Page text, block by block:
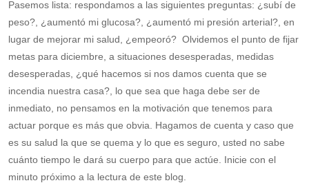
Pasemos lista: respondamos a las siguientes preguntas: ¿subí de
peso?, ¿aumentó mi glucosa?, ¿aumentó mi presión arterial?, en
lugar de mejorar mi salud, ¿empeoró? Olvidemos el punto de fijar
metas para diciembre, a situaciones desesperadas, medidas
desesperadas, ¿qué hacemos si nos damos cuenta que se
incendia nuestra casa?, lo que sea que haga debe ser de
inmediato, no pensamos en la motivación que tenemos para
actuar porque es más que obvia. Hagamos de cuenta y caso que
es su salud la que se quema y lo que es seguro, usted no sabe
cuánto tiempo le dará su cuerpo para que actúe. Inicie con el
minuto próximo a la lectura de este blog.